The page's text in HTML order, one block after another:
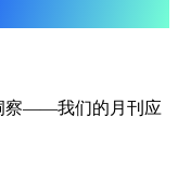
察——我们的月刊应